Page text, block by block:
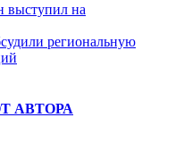
на
региональную
АВТОРА